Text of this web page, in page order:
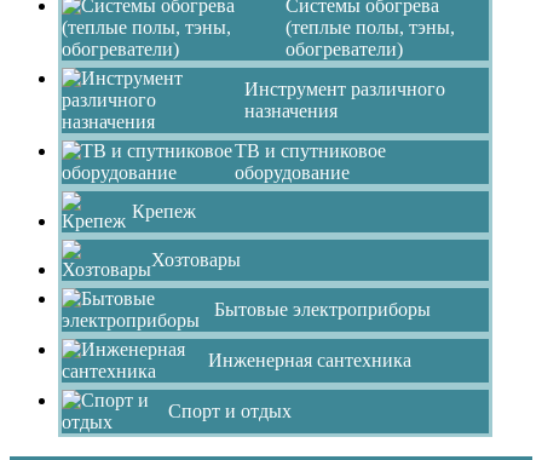
Системы обогрева
(теплые полы, тэны,
обогреватели)
Инструмент различного
назначения
ТВ и спутниковое
оборудование
Крепеж
Хозтовары
Бытовые электроприборы
Инженерная сантехника
Спорт и отдых